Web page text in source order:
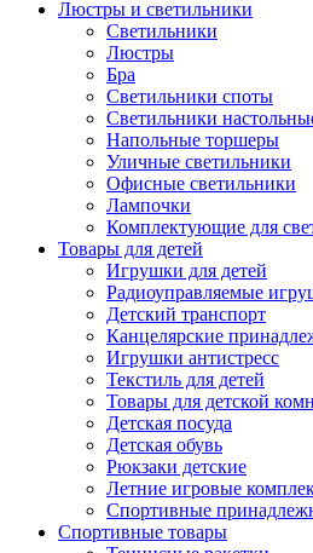
Люстры и светильники
Светильники
Люстры
Бра
Светильники споты
Светильники
Напольные торшеры
Уличные светильники
Офисные светильники
Лампочки
Комплектующие для
Товары для детей
Игрушки для детей
Радиоуправляемые
Детский транспорт
Канцелярские
Игрушки антистресс
Текстиль для детей
Товары для детской
Детская посуда
Детская обувь
Рюкзаки детские
Летние игровые
Спортивные
Спортивные товары